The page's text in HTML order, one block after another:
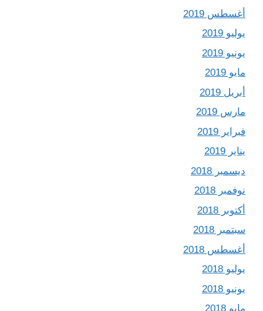
أغسطس 2019
يوليو 2019
يونيو 2019
مايو 2019
أبريل 2019
مارس 2019
فبراير 2019
يناير 2019
ديسمبر 2018
نوفمبر 2018
أكتوبر 2018
سبتمبر 2018
أغسطس 2018
يوليو 2018
يونيو 2018
مايو 2018